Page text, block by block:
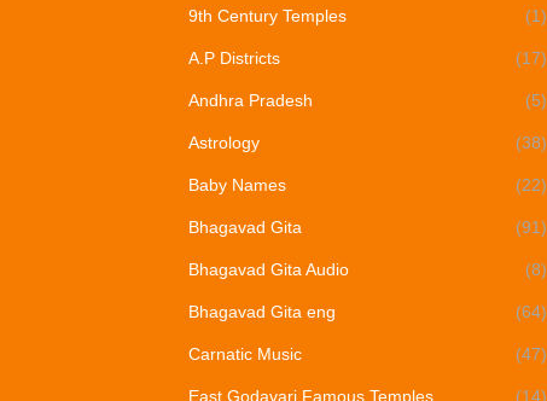
9th Century Temples (1)
A.P Districts (17)
Andhra Pradesh (5)
Astrology (38)
Baby Names (22)
Bhagavad Gita (91)
Bhagavad Gita Audio (8)
Bhagavad Gita eng (64)
Carnatic Music (47)
East Godavari Famous Temples (14)